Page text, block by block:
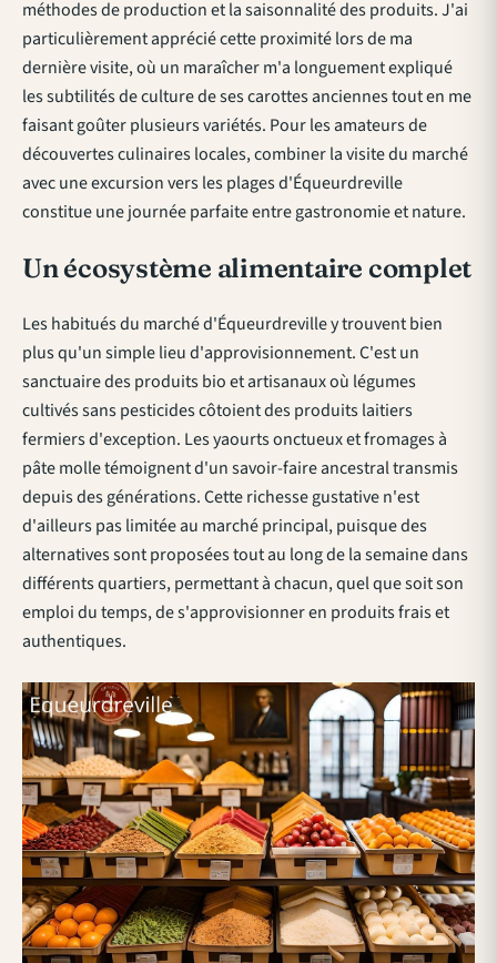
méthodes de production et la saisonnalité des produits. J'ai
particulièrement apprécié cette proximité lors de ma
dernière visite, où un maraîcher m'a longuement expliqué
les subtilités de culture de ses carottes anciennes tout en me
faisant goûter plusieurs variétés. Pour les amateurs de
découvertes culinaires locales,combiner la visite du marché
avec une excursion vers les plages d'Équeurdreville
constitue une journée parfaite entre gastronomie et nature.
Un écosystème alimentaire complet
Les habitués du marché d'Équeurdreville y trouvent bien
plus qu'un simple lieu d'approvisionnement. C'est un
sanctuaire des produits bio et artisanaux où légumes
cultivés sans pesticides côtoient des produits laitiers
fermiers d'exception. Les yaourts onctueux et fromages à
pâte molle témoignent d'un savoir-faire ancestral transmis
depuis des générations. Cette richesse gustative n'est
d'ailleurs pas limitée au marché principal, puisque des
alternatives sont proposées tout au long de la semaine dans
différents quartiers, permettant à chacun, quel que soit son
emploi du temps, de s'approvisionner en produits frais et
authentiques.